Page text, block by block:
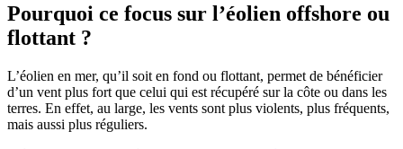
Pourquoi ce focus sur l’éolien offshore ou
flottant ?
L’éolien en mer, qu’il soit en fond ou flottant, permet de bénéficier
d’un vent plus fort que celui qui est récupéré sur la côte ou dans les
terres. En effet, au large, les vents sont plus violents, plus fréquents,
mais aussi plus réguliers.